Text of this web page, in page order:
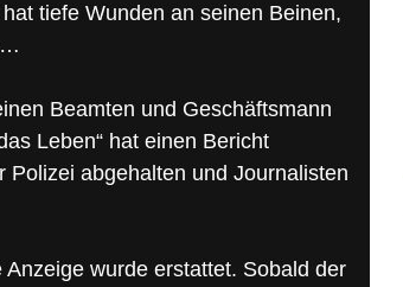
tiefe Wunden an seinen Beinen,
Beamten und Geschäftsmann
Leben“ hat einen Bericht
abgehalten und Journalisten
wurde erstattet. Sobald der